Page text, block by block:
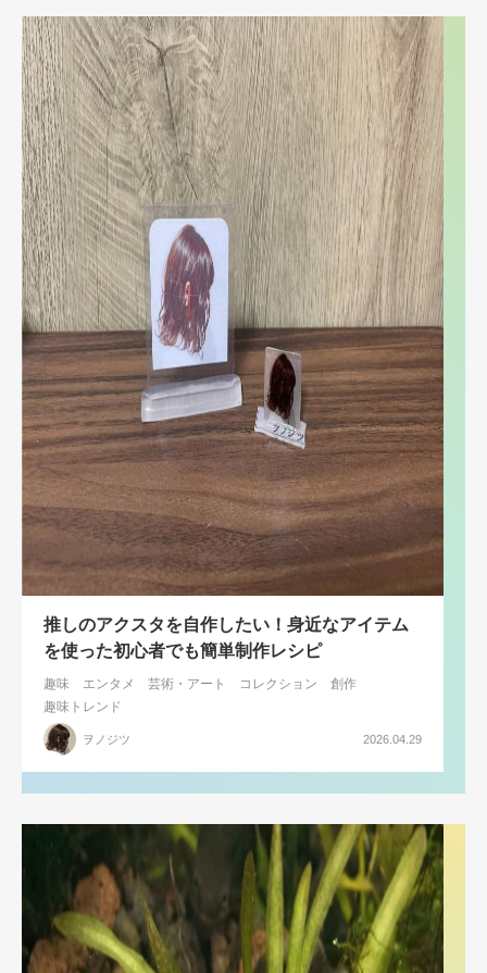
推しのアクスタを自作したい！身近なアイテム
を使った初心者でも簡単制作レシピ
趣味 エンタメ 芸術・アート コレクション
創作
趣味トレンド
ヲノジツ 2026.04.29